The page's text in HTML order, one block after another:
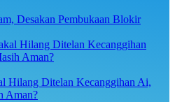
Desakan Pembukaan Blokir
Hilang Ditelan Kecanggihan Ai,
Aman?